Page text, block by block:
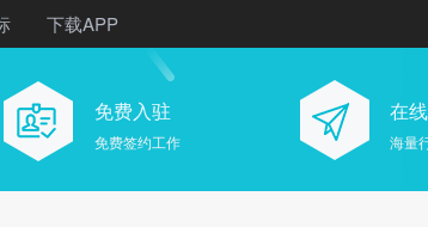
下载APP
免费入驻
免费签约工作
在
海量